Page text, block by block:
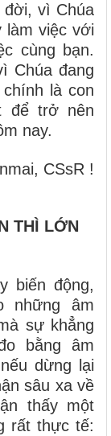
vì Chúa
việc với
cùng bạn.
Chúa đang
là con
để trở nên
nay.
CSsR !
THÌ LỚN
biến động,
những âm
sự khẳng
bằng âm
dừng lại
sâu xa về
thấy một
rất thực tế: